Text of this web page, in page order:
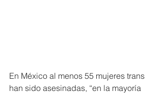
En México al menos 55 mujeres trans
han sido asesinadas, “en la mayoría